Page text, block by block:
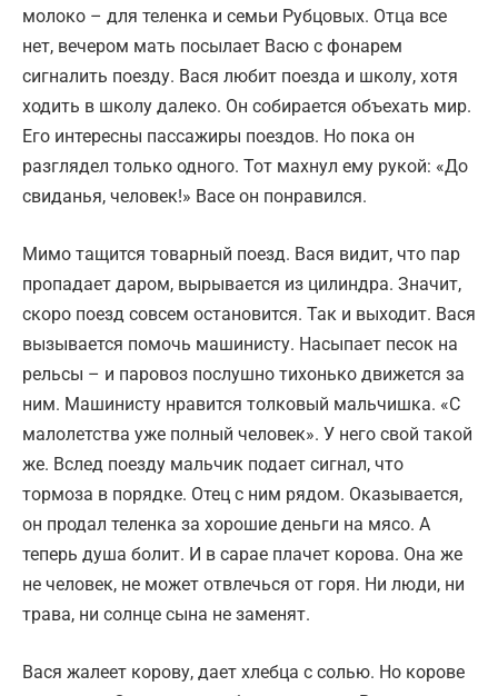
молоко – для теленка и семьи Рубцовых. Отца все
нет, вечером мать посылает Васю с фонарем
сигналить поезду. Вася любит поезда и школу, хотя
ходить в школу далеко. Он собирается объехать мир.
Его интересны пассажиры поездов. Но пока он
разглядел только одного. Тот махнул ему рукой: «До
свиданья, человек!» Васе он понравился.
Мимо тащится товарный поезд. Вася видит, что пар
пропадает даром, вырывается из цилиндра. Значит,
скоро поезд совсем остановится. Так и выходит. Вася
вызывается помочь машинисту. Насыпает песок на
рельсы – и паровоз послушно тихонько движется за
ним. Машинисту нравится толковый мальчишка. «С
малолетства уже полный человек». У него свой такой
же. Вслед поезду мальчик подает сигнал, что
тормоза в порядке. Отец с ним рядом. Оказывается,
он продал теленка за хорошие деньги на мясо. А
теперь душа болит. И в сарае плачет корова. Она же
не человек, не может отвлечься от горя. Ни люди, ни
трава, ни солнце сына не заменят.
Вася жалеет корову, дает хлебца с солью. Но корове